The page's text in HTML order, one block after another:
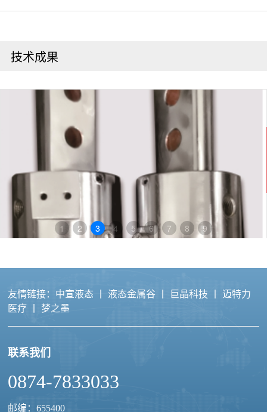
技术成果
1 2 3 4 5 6 7 8 9
友情链接： 中宣液态 丨 液态金属谷 丨 巨晶科技 丨迈特力
医疗 丨 梦之墨
联系我们
0874-7833033
邮编：655400